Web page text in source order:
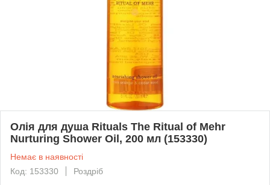
Олія для душа Rituals The Ritual of Mehr
Nurturing Shower Oil, 200 мл (153330)
Немає в наявності
Код: 153330
Роздріб